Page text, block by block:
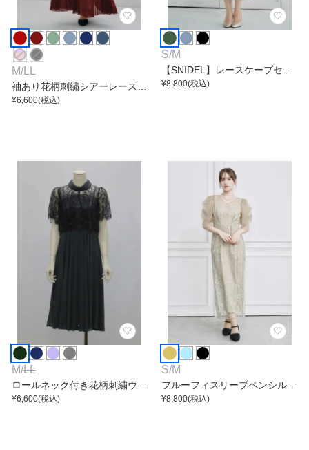
M/LL
袖あり花柄刺繍シアーレース切
替えシフォンプリーツワンピー
¥6,600(税込)
S/M
【SNIDEL】レースケープセッ
トマーメイドワンピース
¥8,800(税込)
M/LL
ロールネック付き花柄刺繍ウエ
スト切替レースワンピース
¥6,600(税込)
S/M
フルーフィスリーブペンシルワ
ンピース
¥8,800(税込)